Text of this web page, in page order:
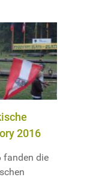
2016
fanden die